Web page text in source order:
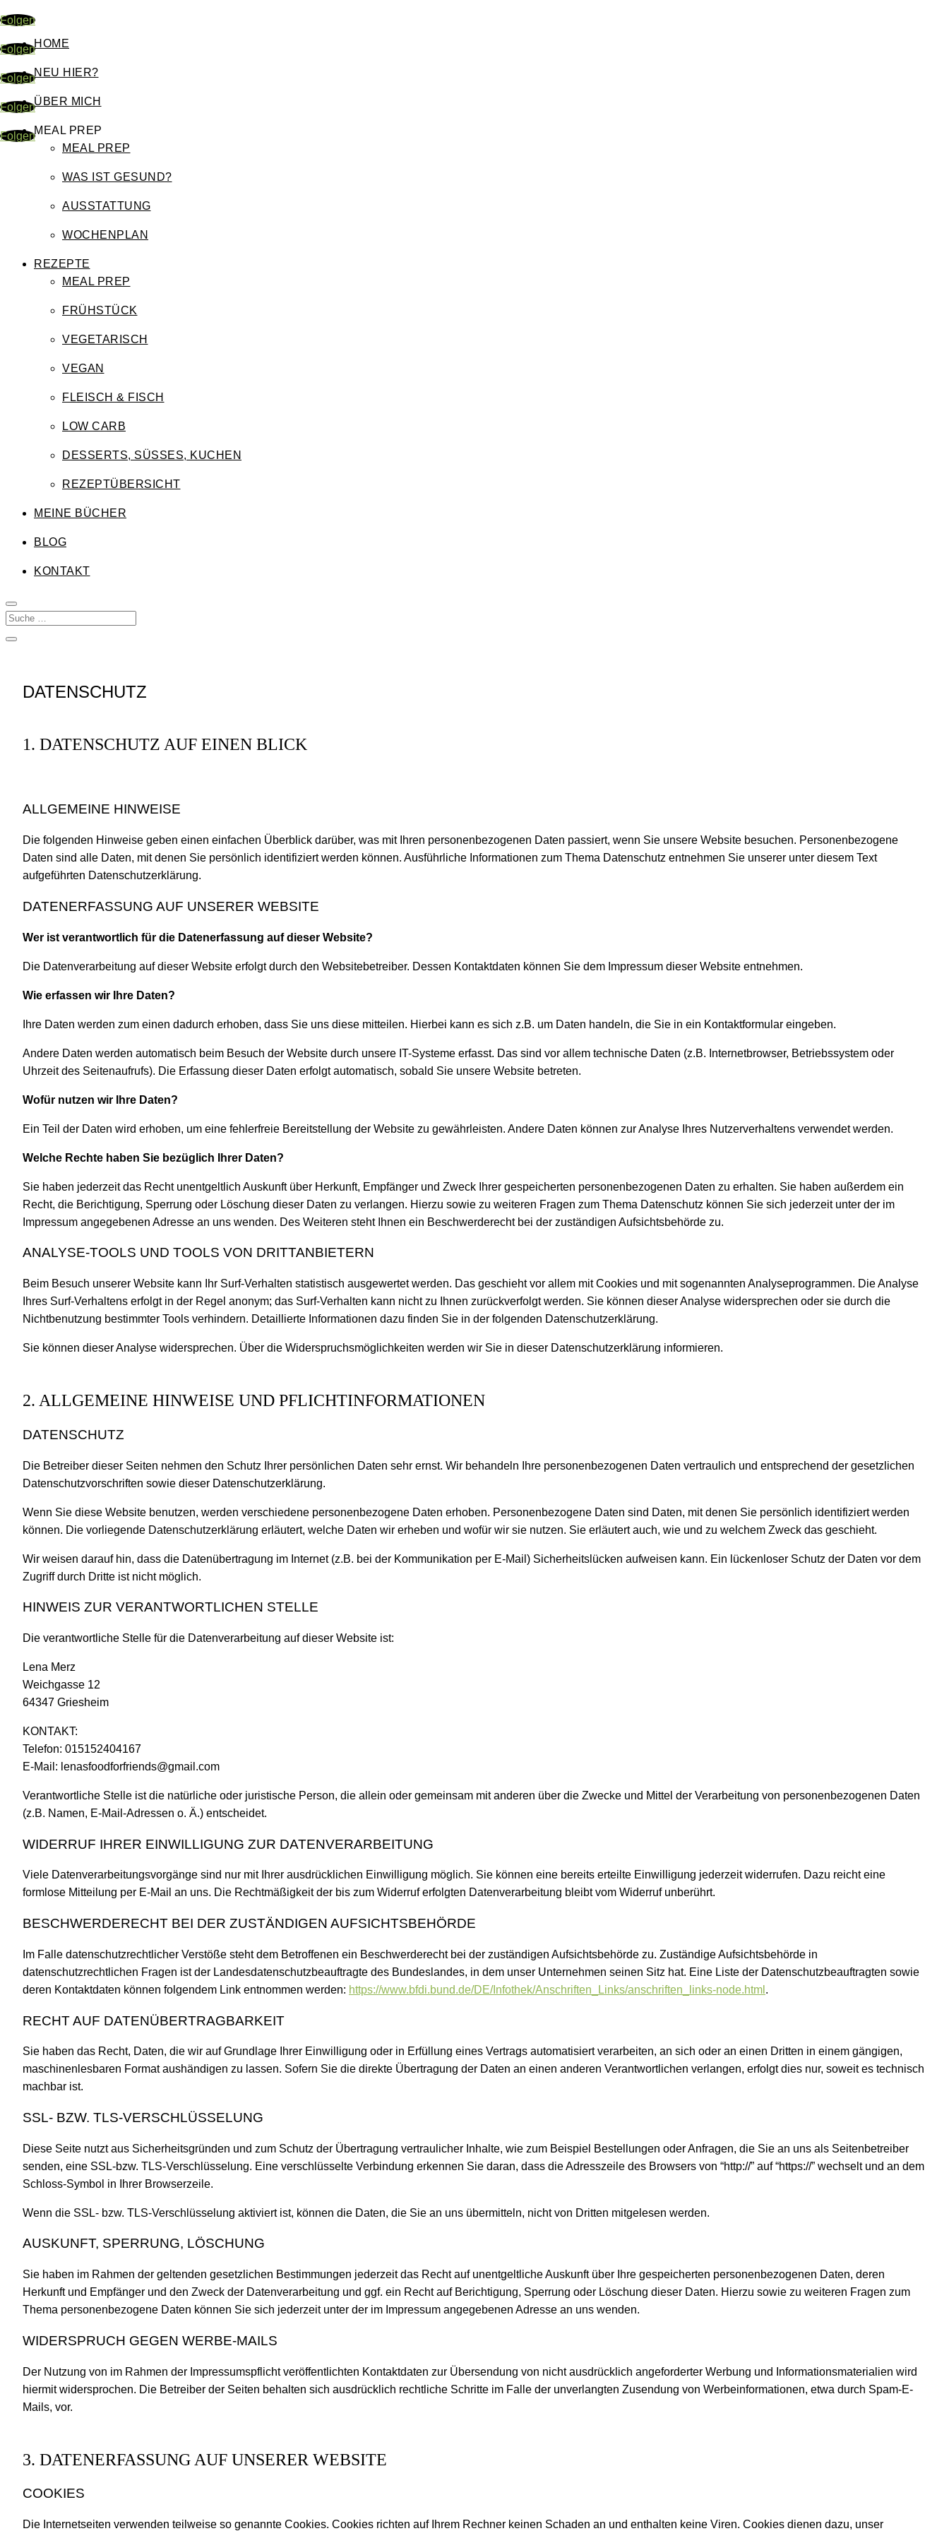
Folgen
Folgen
Folgen
Folgen
Folgen
HOME
NEU HIER?
ÜBER MICH
MEAL PREP
MEAL PREP
WAS IST GESUND?
AUSSTATTUNG
WOCHENPLAN
REZEPTE
MEAL PREP
FRÜHSTÜCK
VEGETARISCH
VEGAN
FLEISCH & FISCH
LOW CARB
DESSERTS, SÜSSES, KUCHEN
REZEPTÜBERSICHT
MEINE BÜCHER
BLOG
KONTAKT
DATENSCHUTZ
1. DATENSCHUTZ AUF EINEN BLICK
ALLGEMEINE HINWEISE
Die folgenden Hinweise geben einen einfachen Überblick darüber, was mit Ihren personenbezogenen Daten passiert, wenn Sie unsere Website besuchen. Personenbezogene
Daten sind alle Daten, mit denen Sie persönlich identifiziert werden können. Ausführliche Informationen zum Thema Datenschutz entnehmen Sie unserer unter diesem Text
aufgeführten Datenschutzerklärung.
DATENERFASSUNG AUF UNSERER WEBSITE
Wer ist verantwortlich für die Datenerfassung auf dieser Website?
Die Datenverarbeitung auf dieser Website erfolgt durch den Websitebetreiber. Dessen Kontaktdaten können Sie dem Impressum dieser Website entnehmen.
Wie erfassen wir Ihre Daten?
Ihre Daten werden zum einen dadurch erhoben, dass Sie uns diese mitteilen. Hierbei kann es sich z.B. um Daten handeln, die Sie in ein Kontaktformular eingeben.
Andere Daten werden automatisch beim Besuch der Website durch unsere IT-Systeme erfasst. Das sind vor allem technische Daten (z.B. Internetbrowser, Betriebssystem oder
Uhrzeit des Seitenaufrufs). Die Erfassung dieser Daten erfolgt automatisch, sobald Sie unsere Website betreten.
Wofür nutzen wir Ihre Daten?
Ein Teil der Daten wird erhoben, um eine fehlerfreie Bereitstellung der Website zu gewährleisten. Andere Daten können zur Analyse Ihres Nutzerverhaltens verwendet werden.
Welche Rechte haben Sie bezüglich Ihrer Daten?
Sie haben jederzeit das Recht unentgeltlich Auskunft über Herkunft, Empfänger und Zweck Ihrer gespeicherten personenbezogenen Daten zu erhalten. Sie haben außerdem ein
Recht, die Berichtigung, Sperrung oder Löschung dieser Daten zu verlangen. Hierzu sowie zu weiteren Fragen zum Thema Datenschutz können Sie sich jederzeit unter der im
Impressum angegebenen Adresse an uns wenden. Des Weiteren steht Ihnen ein Beschwerderecht bei der zuständigen Aufsichtsbehörde zu.
ANALYSE-TOOLS UND TOOLS VON DRITTANBIETERN
Beim Besuch unserer Website kann Ihr Surf-Verhalten statistisch ausgewertet werden. Das geschieht vor allem mit Cookies und mit sogenannten Analyseprogrammen. Die Analyse
Ihres Surf-Verhaltens erfolgt in der Regel anonym; das Surf-Verhalten kann nicht zu Ihnen zurückverfolgt werden. Sie können dieser Analyse widersprechen oder sie durch die
Nichtbenutzung bestimmter Tools verhindern. Detaillierte Informationen dazu finden Sie in der folgenden Datenschutzerklärung.
Sie können dieser Analyse widersprechen. Über die Widerspruchsmöglichkeiten werden wir Sie in dieser Datenschutzerklärung informieren.
2. ALLGEMEINE HINWEISE UND PFLICHTINFORMATIONEN
DATENSCHUTZ
Die Betreiber dieser Seiten nehmen den Schutz Ihrer persönlichen Daten sehr ernst. Wir behandeln Ihre personenbezogenen Daten vertraulich und entsprechend der gesetzlichen
Datenschutzvorschriften sowie dieser Datenschutzerklärung.
Wenn Sie diese Website benutzen, werden verschiedene personenbezogene Daten erhoben. Personenbezogene Daten sind Daten, mit denen Sie persönlich identifiziert werden
können. Die vorliegende Datenschutzerklärung erläutert, welche Daten wir erheben und wofür wir sie nutzen. Sie erläutert auch, wie und zu welchem Zweck das geschieht.
Wir weisen darauf hin, dass die Datenübertragung im Internet (z.B. bei der Kommunikation per E-Mail) Sicherheitslücken aufweisen kann. Ein lückenloser Schutz der Daten vor dem
Zugriff durch Dritte ist nicht möglich.
HINWEIS ZUR VERANTWORTLICHEN STELLE
Die verantwortliche Stelle für die Datenverarbeitung auf dieser Website ist:
Lena Merz
Weichgasse 12
64347 Griesheim
KONTAKT:
Telefon: 015152404167
E-Mail: lenasfoodforfriends@gmail.com
Verantwortliche Stelle ist die natürliche oder juristische Person, die allein oder gemeinsam mit anderen über die Zwecke und Mittel der Verarbeitung von personenbezogenen Daten
(z.B. Namen, E-Mail-Adressen o. Ä.) entscheidet.
WIDERRUF IHRER EINWILLIGUNG ZUR DATENVERARBEITUNG
Viele Datenverarbeitungsvorgänge sind nur mit Ihrer ausdrücklichen Einwilligung möglich. Sie können eine bereits erteilte Einwilligung jederzeit widerrufen. Dazu reicht eine
formlose Mitteilung per E-Mail an uns. Die Rechtmäßigkeit der bis zum Widerruf erfolgten Datenverarbeitung bleibt vom Widerruf unberührt.
BESCHWERDERECHT BEI DER ZUSTÄNDIGEN AUFSICHTSBEHÖRDE
Im Falle datenschutzrechtlicher Verstöße steht dem Betroffenen ein Beschwerderecht bei der zuständigen Aufsichtsbehörde zu. Zuständige Aufsichtsbehörde in
datenschutzrechtlichen Fragen ist der Landesdatenschutzbeauftragte des Bundeslandes, in dem unser Unternehmen seinen Sitz hat. Eine Liste der Datenschutzbeauftragten sowie
deren Kontaktdaten können folgendem Link entnommen werden: https://www.bfdi.bund.de/DE/Infothek/Anschriften_Links/anschriften_links-node.html .
RECHT AUF DATENÜBERTRAGBARKEIT
Sie haben das Recht, Daten, die wir auf Grundlage Ihrer Einwilligung oder in Erfüllung eines Vertrags automatisiert verarbeiten, an sich oder an einen Dritten in einem gängigen,
maschinenlesbaren Format aushändigen zu lassen. Sofern Sie die direkte Übertragung der Daten an einen anderen Verantwortlichen verlangen, erfolgt dies nur, soweit es technisch
machbar ist.
SSL- BZW. TLS-VERSCHLÜSSELUNG
Diese Seite nutzt aus Sicherheitsgründen und zum Schutz der Übertragung vertraulicher Inhalte, wie zum Beispiel Bestellungen oder Anfragen, die Sie an uns als Seitenbetreiber
senden, eine SSL-bzw. TLS-Verschlüsselung. Eine verschlüsselte Verbindung erkennen Sie daran, dass die Adresszeile des Browsers von “http://” auf “https://” wechselt und an dem
Schloss-Symbol in Ihrer Browserzeile.
Wenn die SSL- bzw. TLS-Verschlüsselung aktiviert ist, können die Daten, die Sie an uns übermitteln, nicht von Dritten mitgelesen werden.
AUSKUNFT, SPERRUNG, LÖSCHUNG
Sie haben im Rahmen der geltenden gesetzlichen Bestimmungen jederzeit das Recht auf unentgeltliche Auskunft über Ihre gespeicherten personenbezogenen Daten, deren
Herkunft und Empfänger und den Zweck der Datenverarbeitung und ggf. ein Recht auf Berichtigung, Sperrung oder Löschung dieser Daten. Hierzu sowie zu weiteren Fragen zum
Thema personenbezogene Daten können Sie sich jederzeit unter der im Impressum angegebenen Adresse an uns wenden.
WIDERSPRUCH GEGEN WERBE-MAILS
Der Nutzung von im Rahmen der Impressumspflicht veröffentlichten Kontaktdaten zur Übersendung von nicht ausdrücklich angeforderter Werbung und Informationsmaterialien wird
hiermit widersprochen. Die Betreiber der Seiten behalten sich ausdrücklich rechtliche Schritte im Falle der unverlangten Zusendung von Werbeinformationen, etwa durch Spam-E-
Mails, vor.
3. DATENERFASSUNG AUF UNSERER WEBSITE
COOKIES
Die Internetseiten verwenden teilweise so genannte Cookies. Cookies richten auf Ihrem Rechner keinen Schaden an und enthalten keine Viren. Cookies dienen dazu, unser